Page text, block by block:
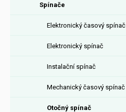
Spínače
Elektronický časový spínač
Elektronický spínač
Instalační spínač
Mechanický časový spínač
Otočný spínač